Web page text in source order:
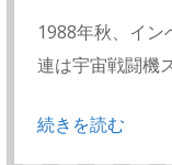
1988年秋、イ
連は宇宙戦闘機
続きを読む